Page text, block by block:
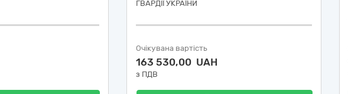
ГВАРДІЇ УКРАЇНИ
Очікувана вартість
163 530,00 UAH
з ПДВ